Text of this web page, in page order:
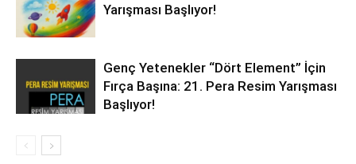
Yarışması Başlıyor!
Genç Yetenekler “Dört Element” İçin
Fırça Başına: 21. Pera Resim Yarışması
Başlıyor!